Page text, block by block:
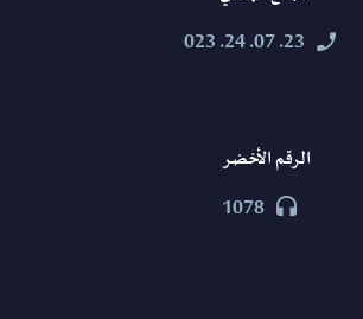


23. 07. 24. 023
الرقم الأخضر


1078